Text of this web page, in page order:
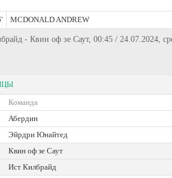
MCDONALD ANDREW
- Квин оф зе Саут, 00:45 / 24.07.2024,
Команда
Абердин
Эйрдри Юнайтед
Квин оф зе Саут
Ист Килбрайд